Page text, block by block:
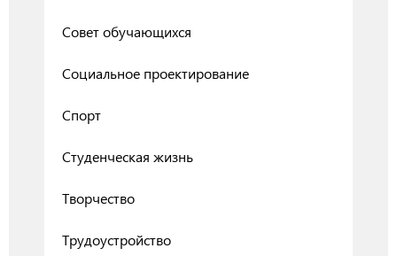
Совет обучающихся
Социальное проектирование
Спорт
Студенческая жизнь
Творчество
Трудоустройство